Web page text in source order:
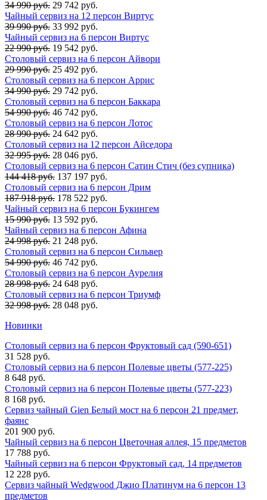
34 990 руб. 29 742 руб.
Чайный сервиз на 12 персон Виртус
39 990 руб. 33 992 руб.
Чайный сервиз на 6 персон Виртус
22 990 руб. 19 542 руб.
Столовый сервиз на 6 персон Айвори
29 990 руб. 25 492 руб.
Столовый сервиз на 6 персон Аррис
34 990 руб. 29 742 руб.
Столовый сервиз на 6 персон Баккара
54 990 руб. 46 742 руб.
Столовый сервиз на 6 персон Лотос
28 990 руб. 24 642 руб.
Столовый сервиз на 12 персон Айседора
32 995 руб. 28 046 руб.
Столовый сервиз на 6 персон Сатин Стич (без супника)
144 418 руб. 137 197 руб.
Столовый сервиз на 6 персон Дрим
187 918 руб. 178 522 руб.
Чайный сервиз на 6 персон Букингем
15 990 руб. 13 592 руб.
Чайный сервиз на 6 персон Афина
24 998 руб. 21 248 руб.
Столовый сервиз на 6 персон Сильвер
54 990 руб. 46 742 руб.
Столовый сервиз на 6 персон Аурелия
28 998 руб. 24 648 руб.
Столовый сервиз на 6 персон Триумф
32 998 руб. 28 048 руб.
Новинки
Столовый сервиз на 6 персон Фруктовый сад (590-651)
31 528 руб.
Столовый сервиз на 6 персон Полевые цветы (577-225)
8 648 руб.
Столовый сервиз на 6 персон Полевые цветы (577-223)
8 168 руб.
Сервиз чайный Gien Белый мост на 6 персон 21 предмет,
фаянс
201 900 руб.
Чайный сервиз на 6 персон Цветочная аллея, 15 предметов
17 788 руб.
Чайный сервиз на 6 персон Фруктовый сад, 14 предметов
12 228 руб.
Сервиз чайный Wedgwood Джио Платинум на 6 персон 13
предметов